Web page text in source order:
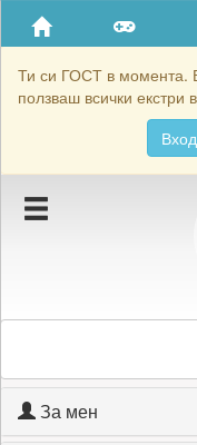
Ти си ГОСТ в момента.
ползваш всички екстри
Вход
Приятели
Хронология на игри
Подаръците на
Картичките на
За мен